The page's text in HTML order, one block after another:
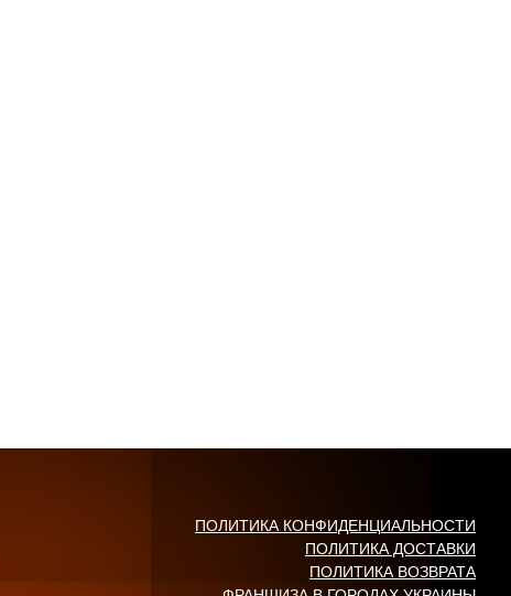
ПОЛИТИКА КОНФИДЕНЦИАЛЬНОСТИ
ПОЛИТИКА ДОСТАВКИ
ПОЛИТИКА ВОЗВРАТА